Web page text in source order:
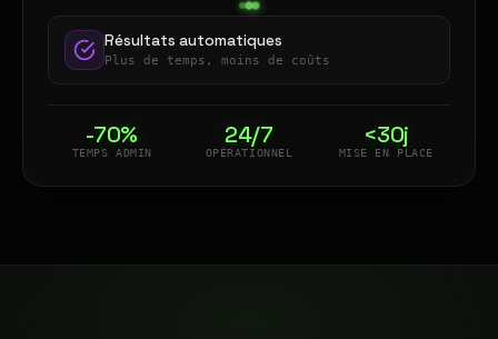
Résultats automatiques
Plus de temps, moins de coûts
-70%
TEMPS ADMIN
24/7
OPÉRATIONNEL
<30j
MISE EN PLACE